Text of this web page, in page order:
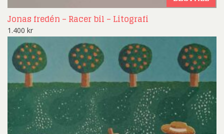
Jonas fredén – Racer bil – Litografi
1.400 kr